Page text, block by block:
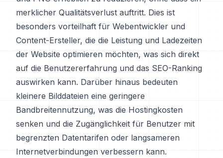
merklicher Qualitätsverlust auftritt. Dies ist
besonders vorteilhaft für Webentwickler und
Content-Ersteller, die die Leistung und Ladezeiten
der Website optimieren möchten, was sich direkt
auf die Benutzererfahrung und das SEO-Ranking
auswirken kann. Darüber hinaus bedeuten
kleinere Bilddateien eine geringere
Bandbreitennutzung, was die Hostingkosten
senken und die Zugänglichkeit für Benutzer mit
begrenzten Datentarifen oder langsameren
Internetverbindungen verbessern kann.